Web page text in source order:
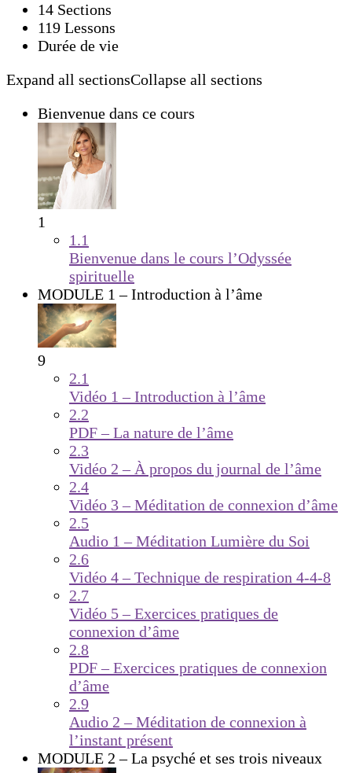
14 Sections
119 Lessons
Durée de vie
Expand all sectionsCollapse all sections
Bienvenue dans ce cours
1
1.1
Bienvenue dans le cours l’Odyssée
spirituelle
MODULE 1 – Introduction à l’âme
9
2.1
Vidéo 1 – Introduction à l’âme
2.2
PDF – La nature de l’âme
2.3
Vidéo 2 – À propos du journal de l’âme
2.4
Vidéo 3 – Méditation de connexion d’âme
2.5
Audio 1 – Méditation Lumière du Soi
2.6
Vidéo 4 – Technique de respiration 4-4-8
2.7
Vidéo 5 – Exercices pratiques de
connexion d’âme
2.8
PDF – Exercices pratiques de connexion
d’âme
2.9
Audio 2 – Méditation de connexion à
l’instant présent
MODULE 2 – La psyché et ses trois niveaux